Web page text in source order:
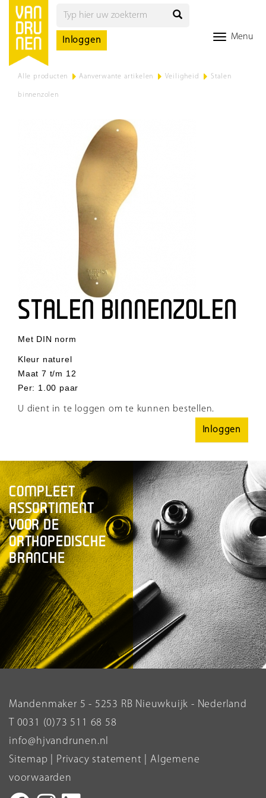
Menu
Inloggen
Alle producten > Aanverwante artikelen > Veiligheid > Stalen
binnenzolen
STALEN BINNENZOLEN
Met DIN norm
Kleur naturel
Maat 7 t/m 12
Per: 1.00 paar
U dient in te loggen om te kunnen bestellen.
Inloggen
COMPLEET
ASSORTIMENT
VOOR DE
ORTHOPEDISCHE
BRANCHE
Mandenmaker 5 - 5253 RB Nieuwkuijk - Nederland
T 0031 (0)73 511 68 58
info@hjvandrunen.nl
Sitemap
Privacy statement |Algemene
voorwaarden